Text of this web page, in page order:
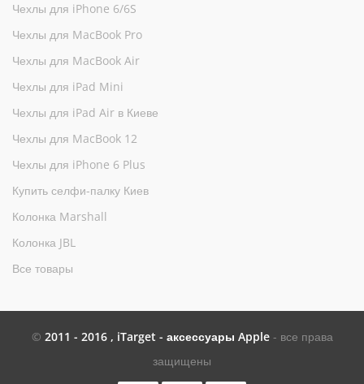
Чехлы для iPhone 6/6S
Чехлы для MacBook Pro
Чехлы для MacBook Air
Чехлы для iPad Mini
Чехлы для iPad Air в Киеве
Чехлы для MacBook 12
Чехлы для iPhone 6 Plus
Купить селфи-палку Киев
Колонка Marshall
Колонка JBL
Все товары
© 2011 - 2016 , iTarget - аксессуары Apple - все права
защищены